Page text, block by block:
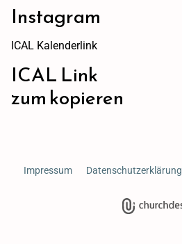
Instagram
ICAL Kalenderlink
ICAL Link
zum kopieren
Impressum Datenschutzerklärung